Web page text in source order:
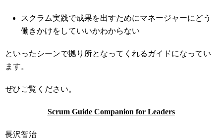
スクラム実践で成果を出すためにマネージャーにどう
働きかけをしていいかわからない
といったシーンで拠り所となってくれるガイドになってい
ます。
ぜひご覧ください。
Scrum Guide Companion for Leaders
長沢智治